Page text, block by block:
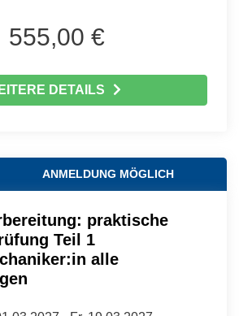
555,00 €
DETAILS
ANMELDUNG MÖGLICH
praktische
Teil 1
alle